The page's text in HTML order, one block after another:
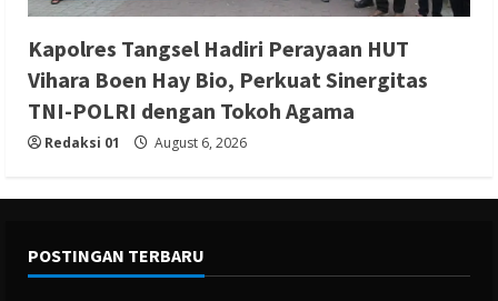
Kapolres Tangsel Hadiri Perayaan HUT
Vihara Boen Hay Bio, Perkuat Sinergitas
TNI-POLRI dengan Tokoh Agama
Redaksi 01 August 6, 2026
POSTINGAN TERBARU